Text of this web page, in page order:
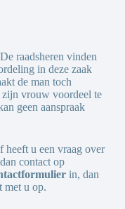
raadsheren vinden
in deze zaak
de man toch
zijn vrouw voordeel te
geen aanspraak
heeft u een vraag over
contact op
in, dan
met u op.